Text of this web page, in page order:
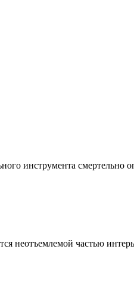
инструмента смертельно
неотъемлемой частью